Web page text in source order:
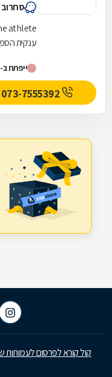
סחרוב דוד 21, קניון
ובמקביל
ייפתח ב-20:00
קול קורא לפרסום לעמותות